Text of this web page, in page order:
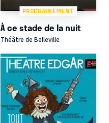
PROCHAINEMENT
À ce stade de la nuit
Théâtre de Belleville